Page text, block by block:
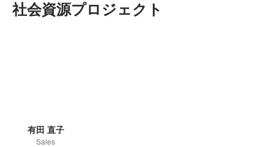
社会資源プロジェクト
有田 直子
Sales